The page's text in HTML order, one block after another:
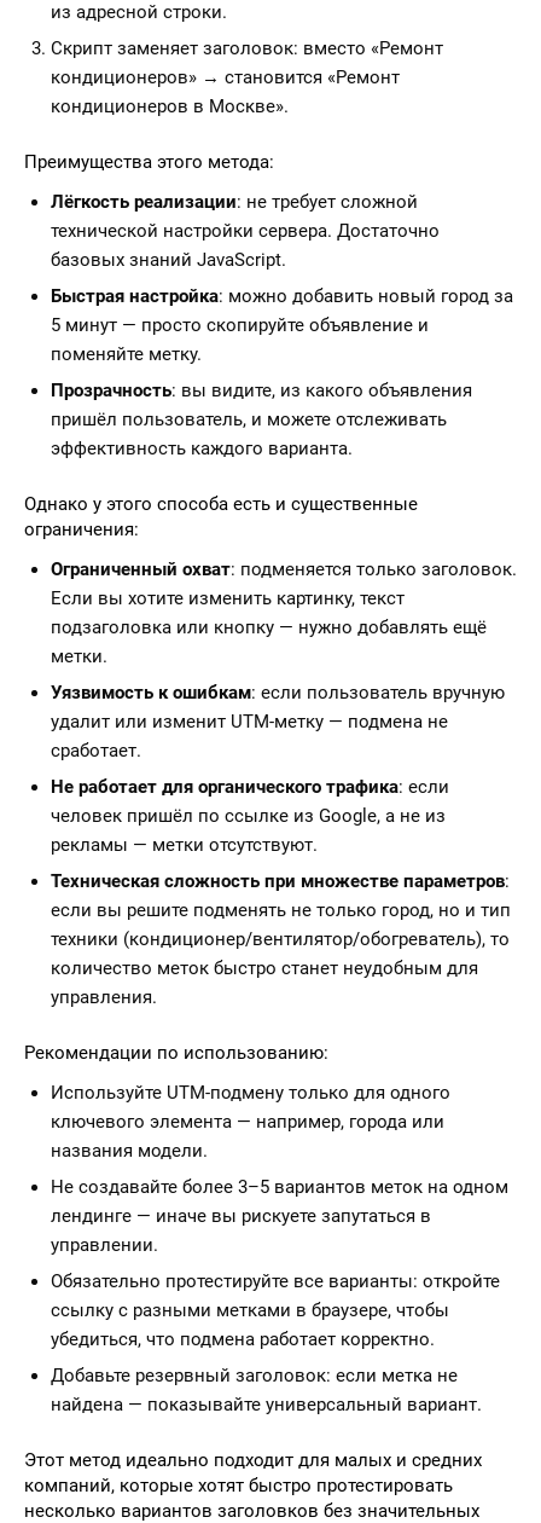
из адресной строки.
Скрипт заменяет заголовок: вместо «Ремонт
кондиционеров» → становится «Ремонт
кондиционеров в Москве».
Преимущества этого метода:
Лёгкость реализации: не требует сложной
технической настройки сервера. Достаточно
базовых знаний JavaScript.
Быстрая настройка: можно добавить новый город за
5 минут — просто скопируйте объявление и
поменяйте метку.
Прозрачность: вы видите, из какого объявления
пришёл пользователь, и можете отслеживать
эффективность каждого варианта.
Однако у этого способа есть и существенные
ограничения:
Ограниченный охват: подменяется только заголовок.
Если вы хотите изменить картинку, текст
подзаголовка или кнопку — нужно добавлять ещё
метки.
Уязвимость к ошибкам: если пользователь вручную
удалит или изменит UTM-метку — подмена не
сработает.
Не работает для органического трафика: если
человек пришёл по ссылке из Google, а не из
рекламы — метки отсутствуют.
Техническая сложность при множестве параметров:
если вы решите подменять не только город, но и тип
техники (кондиционер/вентилятор/обогреватель), то
количество меток быстро станет неудобным для
управления.
Рекомендации по использованию:
Используйте UTM-подмену только для одного
ключевого элемента — например, города или
названия модели.
Не создавайте более 3–5 вариантов меток на одном
лендинге — иначе вы рискуете запутаться в
управлении.
Обязательно протестируйте все варианты: откройте
ссылку с разными метками в браузере, чтобы
убедиться, что подмена работает корректно.
Добавьте резервный заголовок: если метка не
найдена — показывайте универсальный вариант.
Этот метод идеально подходит для малых и средних
компаний, которые хотят быстро протестировать
несколько вариантов заголовков без значительных